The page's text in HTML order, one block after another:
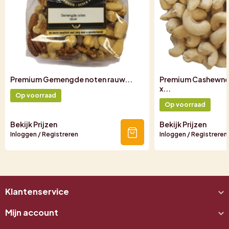
Premium Gemengde noten rauw...
Op voorraad
Bekijk Prijzen
Inloggen / Registreren
Premium
x...
Op voorraad
Bekijk Prijzen
Inloggen / Registreren
Klantenservice
Mijn account